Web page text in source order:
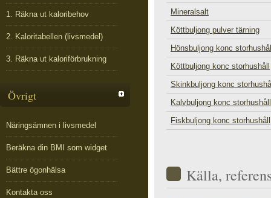
1. Räkna ut kaloribehov
2. Kaloritabellen (livsmedel)
3. Räkna ut kaloriförbrukning
Övrigt
Näringsämnen i livsmedel
Beräkna din BMI som widget
Bättre ögonhälsa
Kontakta oss
Mineralsalt
Köttbuljong pulver tärning
Hönsbuljong konc
Köttbuljong konc storhushåll
Skinkbuljong konc
Kalvbuljong konc storhushåll
Fiskbuljong konc storhushåll
Källa,